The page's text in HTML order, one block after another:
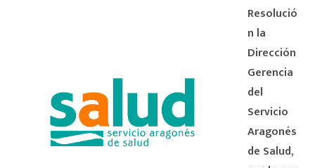
Resolució
n la
Dirección
Gerencia
del
Servicio
Aragonés
de Salud,